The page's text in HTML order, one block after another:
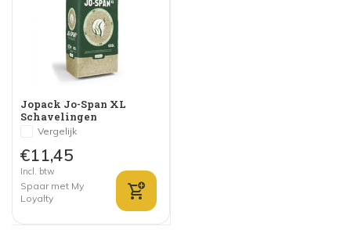
Jopack Jo-Span XL
Schavelingen
(houtkrullen)
Vergelijk
€11,45
Incl. btw
Spaar met My
Loyalty